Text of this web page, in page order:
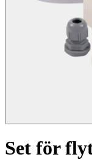
Set för